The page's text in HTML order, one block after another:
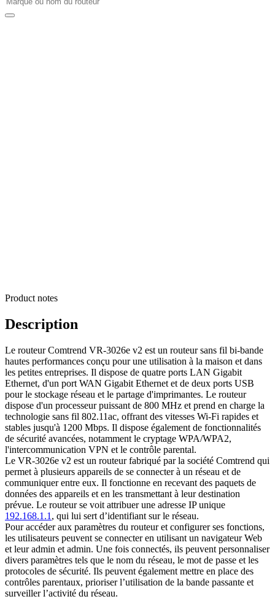
Product notes
Description
Le routeur Comtrend VR-3026e v2 est un routeur sans fil bi-bande
hautes performances conçu pour une utilisation à la maison et dans
les petites entreprises. Il dispose de quatre ports LAN Gigabit
Ethernet, d'un port WAN Gigabit Ethernet et de deux ports USB
pour le stockage réseau et le partage d'imprimantes. Le routeur
dispose d'un processeur puissant de 800 MHz et prend en charge la
technologie sans fil 802.11ac, offrant des vitesses Wi-Fi rapides et
stables jusqu'à 1200 Mbps. Il dispose également de fonctionnalités
de sécurité avancées, notamment le cryptage WPA/WPA2,
l'intercommunication VPN et le contrôle parental.
Le VR-3026e v2 est un routeur fabriqué par la société Comtrend qui
permet à plusieurs appareils de se connecter à un réseau et de
communiquer entre eux. Il fonctionne en recevant des paquets de
données des appareils et en les transmettant à leur destination
prévue. Le routeur se voit attribuer une adresse IP unique
192.168.1.1 , qui lui sert d’identifiant sur le réseau.
Pour accéder aux paramètres du routeur et configurer ses fonctions,
les utilisateurs peuvent se connecter en utilisant un navigateur Web
et leur admin et admin. Une fois connectés, ils peuvent personnaliser
divers paramètres tels que le nom du réseau, le mot de passe et les
protocoles de sécurité. Ils peuvent également mettre en place des
contrôles parentaux, prioriser l’utilisation de la bande passante et
surveiller l’activité du réseau.